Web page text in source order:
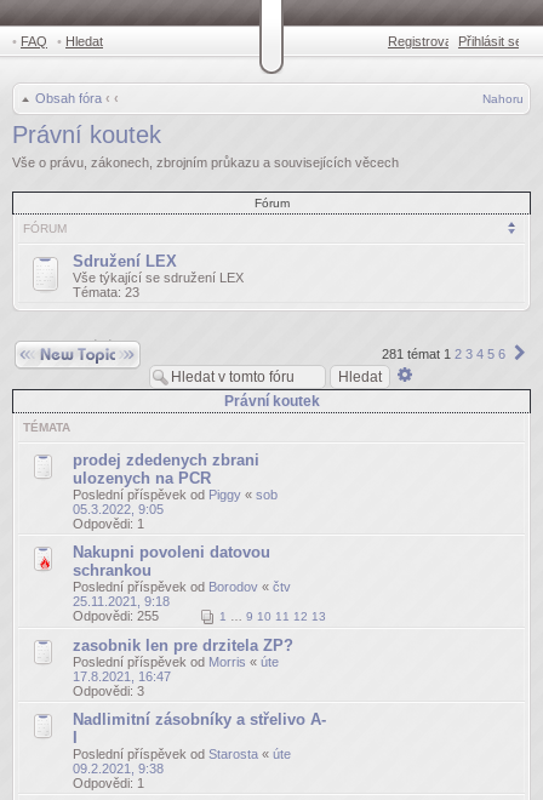
• FAQ • Hledat Registrovat •Přihlásit se
Obsah fóra ‹ ‹ Nahoru
Právní koutek
Vše o právu, zákonech, zbrojním průkazu a souvisejících věcech
Fórum
FÓRUM
Sdružení LEX
Vše týkající se sdružení LEX
Témata: 23
281 témat 1 2 3 4 5 6
Odeslat nové téma
hledání
Právní koutek
TÉMATA
prodej zdedenych zbrani
ulozenych na PCR
Poslední příspěvek od Piggy « sob
05.3.2022, 9:05
Odpovědi: 1
Nakupni povoleni datovou
schrankou
Poslední příspěvek od Borodov « čtv
25.11.2021, 9:18
Odpovědi: 255 1 9 10 11 12 13
zasobnik len pre drzitela ZP?
Poslední příspěvek od Morris « úte
17.8.2021, 16:47
Odpovědi: 3
Nadlimitní zásobníky a střelivo A-
I
Poslední příspěvek od Starosta « úte
09.2.2021, 9:38
Odpovědi: 1